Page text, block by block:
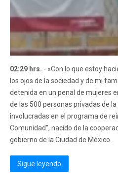
02:29 hrs. - «Con lo que estoy
los ojos de la sociedad y de mi
detenida en un penal de mujeres
de las 500 personas privadas de
involucradas en el programa de
Comunidad”, nacido de la
gobierno de la Ciudad de México...
Sigue leyendo